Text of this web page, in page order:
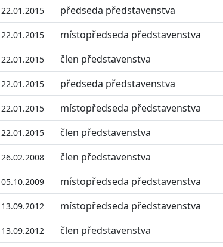
předseda představenstva
místopředseda představenstva
člen představenstva
předseda představenstva
místopředseda představenstva
člen představenstva
člen představenstva
místopředseda představenstva
místopředseda představenstva
člen představenstva